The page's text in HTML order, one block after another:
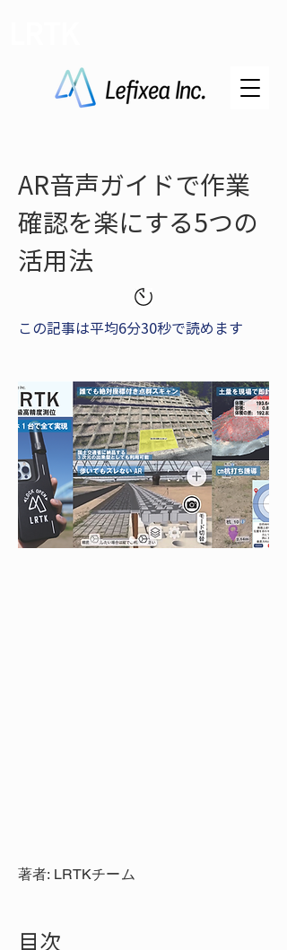
AR音声ガイドで作業
確認を楽にする5つの
活用法
この記事は平均6分30秒で読めます
著者: LRTKチーム
目次